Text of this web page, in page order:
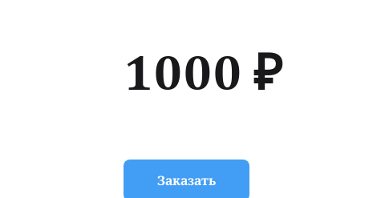
1000 ₽
Заказать